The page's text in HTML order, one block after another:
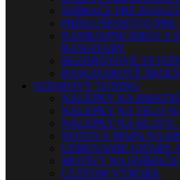
SNÍMAČE PRE
PRÍSLUŠENSTVO
NÁHRADNÉ DIELY A
BASGITARY
BEZDRÔTOVÉ
BASGITAROVÉ
GITAROVÝ TUNING
NÁLEPKY NA
NÁLEPKY NA TELO
NÁLEPKY NA HLAVU
NOTOVÁ MAPA NA
LEMOVANIE GITARY,
MOTÍVY NA SNÍMAČE
CUSTOM VÝROBA